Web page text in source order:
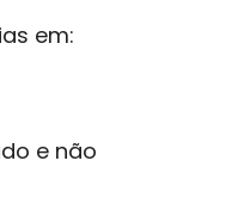
em:
e não